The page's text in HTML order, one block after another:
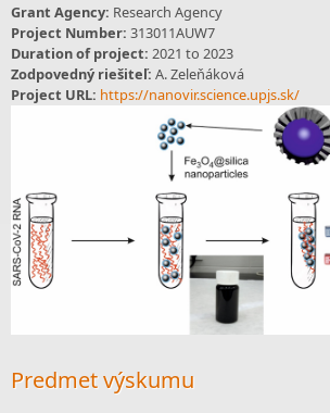
Grant Agency: Research Agency
Project Number: 313011AUW7
Duration of project: 2021 to 2023
Zodpovedný riešiteľ: A. Zeleňáková
Project URL: https://nanovir.science.upjs.sk/
Predmet výskumu